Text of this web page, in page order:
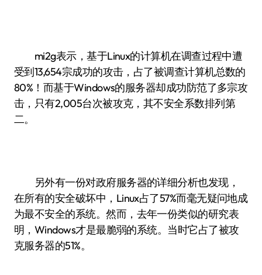
mi2g表示，基于Linux的计算机在调查过程中遭
受到13,654宗成功的攻击，占了被调查计算机总数的
80%！而基于Windows的服务器却成功防范了多宗攻
击，只有2,005台次被攻克，其不安全系数排列第
二。
另外有一份对政府服务器的详细分析也发现，
在所有的安全破坏中，Linux占了57%而毫无疑问地成
为最不安全的系统。然而，去年一份类似的研究表
明，Windows才是最脆弱的系统。当时它占了被攻
克服务器的51%。